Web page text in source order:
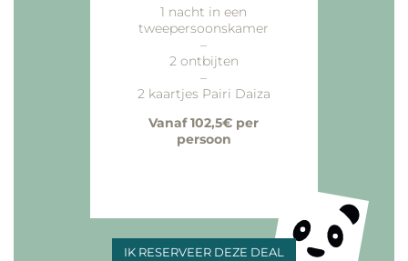
1 nacht in een
tweepersoonskamer
–
2 ontbijten
–
2 kaartjes Pairi Daiza
Vanaf 102,5€ per
persoon
IK RESERVEER DEZE DEAL